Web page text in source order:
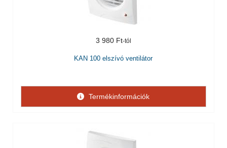
3 980 Ft
KAN 100 elszívó ventilátor
Termékinformációk